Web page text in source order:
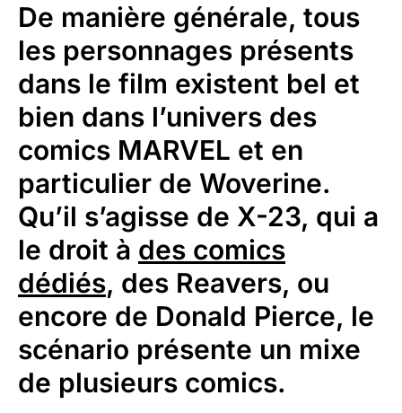
De manière générale, tous
les personnages présents
dans le film existent bel et
bien dans l’univers des
comics MARVEL et en
particulier de Woverine.
Qu’il s’agisse de X-23, qui a
le droit à des comics
dédiés, des Reavers, ou
encore de Donald Pierce, le
scénario présente un mixe
de plusieurs comics.